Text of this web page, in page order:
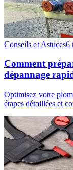
Conseils et Astuces6
Comment
dépannage
Optimisez votre
étapes détaillées et